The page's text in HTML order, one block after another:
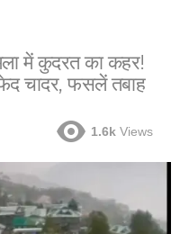
में कुदरत का कहर!
चादर, फसलें तबाह
1.6k Views